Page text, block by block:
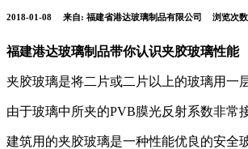
2018-01-08 来自: 福建省港达玻璃制品有限公司 浏览次
福建港达玻璃制品带你认识夹胶玻璃性能
夹胶玻璃是将二片或二片以上的玻璃用一
由于玻璃中所夹的PVB膜光反射系数非常
建筑用的夹胶玻璃是一种性能优良的安全